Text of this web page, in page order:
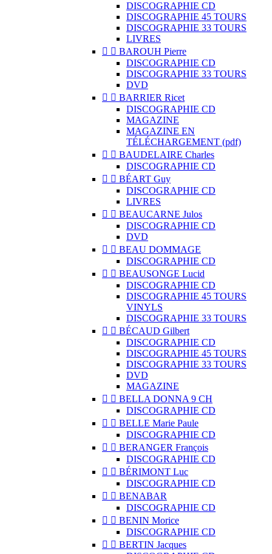
DISCOGRAPHIE CD
DISCOGRAPHIE 45 TOURS
DISCOGRAPHIE 33 TOURS
LIVRES
  BAROUH Pierre
DISCOGRAPHIE CD
DISCOGRAPHIE 33 TOURS
DVD
  BARRIER Ricet
DISCOGRAPHIE CD
MAGAZINE
MAGAZINE EN
TÉLÉCHARGEMENT (pdf)
  BAUDELAIRE Charles
DISCOGRAPHIE CD
  BÉART Guy
DISCOGRAPHIE CD
LIVRES
  BEAUCARNE Julos
DISCOGRAPHIE CD
DVD
  BEAU DOMMAGE
DISCOGRAPHIE CD
  BEAUSONGE Lucid
DISCOGRAPHIE CD
DISCOGRAPHIE 45 TOURS
VINYLS
DISCOGRAPHIE 33 TOURS
  BÉCAUD Gilbert
DISCOGRAPHIE CD
DISCOGRAPHIE 45 TOURS
DISCOGRAPHIE 33 TOURS
DVD
MAGAZINE
  BELLA DONNA 9 CH
DISCOGRAPHIE CD
  BELLE Marie Paule
DISCOGRAPHIE CD
  BERANGER François
DISCOGRAPHIE CD
  BÉRIMONT Luc
DISCOGRAPHIE CD
  BENABAR
DISCOGRAPHIE CD
  BENIN Morice
DISCOGRAPHIE CD
  BERTIN Jacques